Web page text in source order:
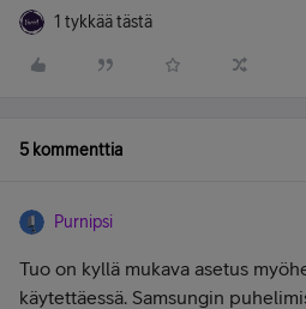
1 tykkää tästä
5 kommenttia
Purnipsi
Tuo on kyllä mukava asetus
käytettäessä. Samsungin